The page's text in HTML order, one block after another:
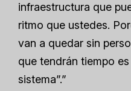
infraestructura que
ritmo que ustedes.
van a quedar sin
que tendrán tiempo
sistema”.”